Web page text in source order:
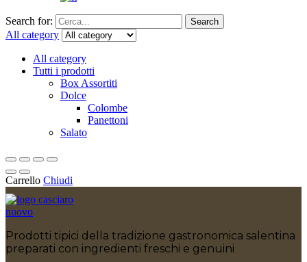
Search for: Search
All category
All category
Tutti i prodotti
Box Assortiti
Dolce
Colombe
Panettoni
Salato
Carrello Chiudi
Prodotti tipici della tradizione gastronomica salentina
preparati con ingredienti freschi e genuini